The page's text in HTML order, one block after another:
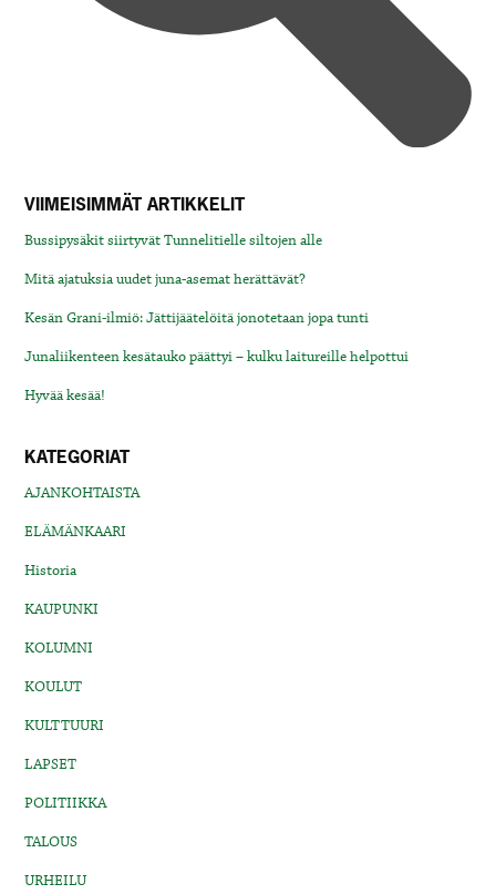
VIIMEISIMMÄT ARTIKKELIT
Bussipysäkit siirtyvät Tunnelitielle siltojen alle
Mitä ajatuksia uudet juna-asemat herättävät?
Kesän Grani-ilmiö: Jättijäätelöitä jonotetaan jopa tunti
Junaliikenteen kesätauko päättyi – kulku laitureille helpottui
Hyvää kesää!
KATEGORIAT
AJANKOHTAISTA
ELÄMÄNKAARI
Historia
KAUPUNKI
KOLUMNI
KOULUT
KULTTUURI
LAPSET
POLITIIKKA
TALOUS
URHEILU